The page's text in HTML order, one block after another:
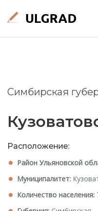
Симбирская
Расположение:
Район Ульяновской
Муниципалитет:
Количество населения: